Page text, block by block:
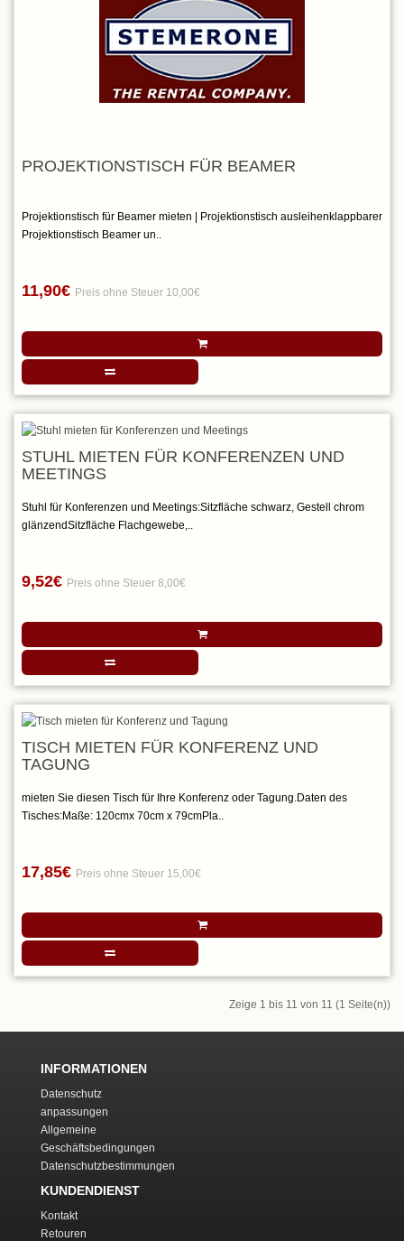
PROJEKTIONSTISCH FÜR BEAMER
Projektionstisch für Beamer mieten | Projektionstisch ausleihenklappbarer
Projektionstisch Beamer un..
11,90€ Preis ohne Steuer 10,00€
STUHL MIETEN FÜR KONFERENZEN UND
MEETINGS
Stuhl für Konferenzen und Meetings:Sitzfläche schwarz, Gestell chrom
glänzendSitzfläche Flachgewebe,..
9,52€ Preis ohne Steuer 8,00€
TISCH MIETEN FÜR KONFERENZ UND
TAGUNG
mieten Sie diesen Tisch für Ihre Konferenz oder Tagung.Daten des
Tisches:Maße: 120cmx 70cm x 79cmPla..
17,85€ Preis ohne Steuer 15,00€
Zeige 1 bis 11 von 11 (1 Seite(n))
INFORMATIONEN
Datenschutz
anpassungen
Allgemeine
Geschäftsbedingungen
Datenschutzbestimmungen
KUNDENDIENST
Kontakt
Retouren